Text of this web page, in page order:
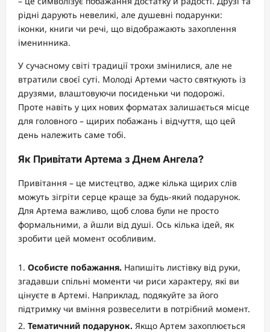
рідні дарують невеликі, але душевні подарунки:
іконки, книги чи речі, що відображають захоплення
іменинника.
У сучасному світі традиції трохи змінилися, але не
втратили своєї суті. Молоді Артеми часто святкують із
друзями, влаштовуючи посиденьки чи подорожі.
Проте навіть у цих нових форматах залишається місце
для головного – щирих побажань і відчуття, що цей
день належить саме тобі.
Як Привітати Артема з Днем Ангела?
Привітання – це мистецтво, адже кілька щирих слів
можуть зігріти серце краще за будь-який подарунок.
Для Артема важливо, щоб слова були не просто
формальними, а йшли від душі. Ось кілька ідей, як
зробити цей момент особливим.
Особисте побажання. Напишіть листівку від руки,
згадавши спільні моменти чи риси характеру, які ви
цінуєте в Артемі. Наприклад, подякуйте за його
підтримку чи вміння розвеселити в потрібний момент.
Тематичний подарунок. Якщо Артем захоплюється